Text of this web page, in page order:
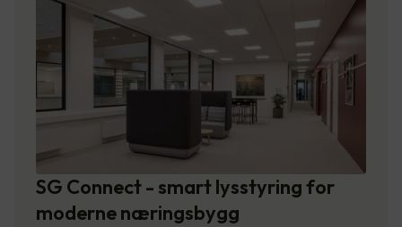
SG Connect - smart lysstyring for
moderne næringsbygg